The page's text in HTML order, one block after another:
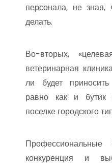
персонала, не
делать.
Во-вторых,
ветеринарная
ли будет
равно как и
поселке городского
Профессиональные
конкуренция и